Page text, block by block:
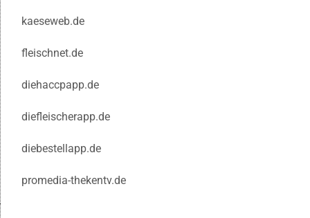
kaeseweb.de
fleischnet.de
diehaccpapp.de
diefleischerapp.de
diebestellapp.de
promedia-thekentv.de